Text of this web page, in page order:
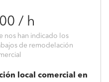
/ h
nos han indicado los
de remodelación
local comercial en